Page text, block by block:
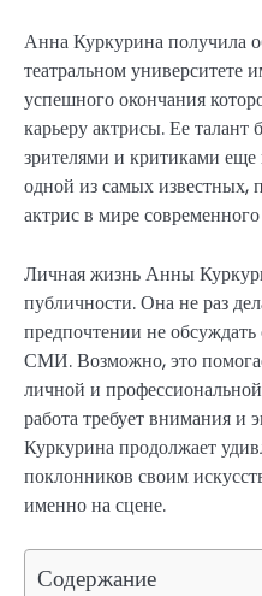
Анна Куркурина получила
театральном университете
успешного окончания
карьеру актрисы. Ее талант
зрителями и критиками
одной из самых известных,
актрис в мире современного
Личная жизнь Анны
публичности. Она не раз
предпочтении не
СМИ. Возможно, это
личной и
работа требует внимания
Куркурина продолжает
поклонников своим
именно на сцене.
Содержание